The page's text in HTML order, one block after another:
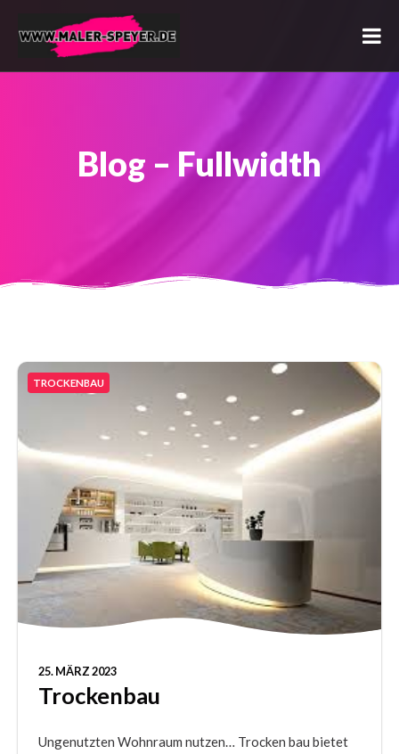
Blog – Fullwidth
TROCKENBAU
25. MÄRZ 2023
Trockenbau
Ungenutzten Wohnraum nutzen… Trocken bau bietet